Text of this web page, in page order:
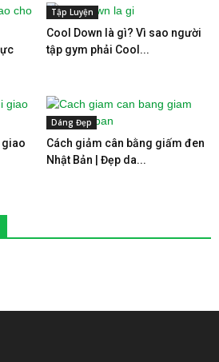
Tập Luyện
Cool Down là gì? Vì sao người
tập gym phải Cool...
giao
Dáng Đẹp
Cách giảm cân bằng giấm đen
Nhật Bản | Đẹp da...